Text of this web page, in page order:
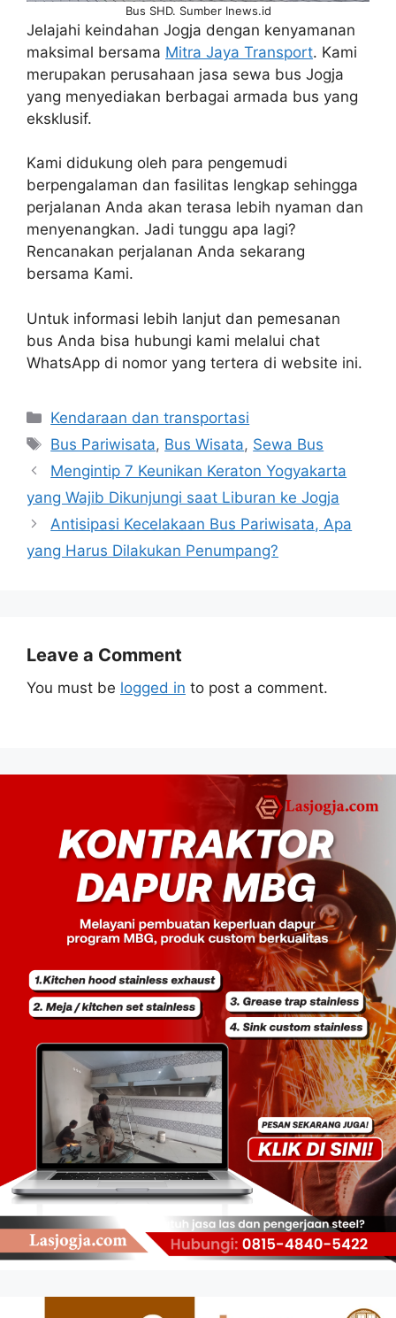
Bus SHD. Sumber Inews.id
Jelajahi keindahan Jogja dengan kenyamanan
maksimal bersama Mitra Jaya Transport. Kami
merupakan perusahaan jasa sewa bus Jogja
yang menyediakan berbagai armada bus yang
eksklusif.
Kami didukung oleh para pengemudi
berpengalaman dan fasilitas lengkap sehingga
perjalanan Anda akan terasa lebih nyaman dan
menyenangkan. Jadi tunggu apa lagi?
Rencanakan perjalanan Anda sekarang
bersama Kami.
Untuk informasi lebih lanjut dan pemesanan
bus Anda bisa hubungi kami melalui chat
WhatsApp di nomor yang tertera di website ini.
Categories
Kendaraan dan transportasi
Tags
Bus Pariwisata, Bus Wisata, Sewa Bus
Mengintip 7 Keunikan Keraton Yogyakarta
yang Wajib Dikunjungi saat Liburan ke Jogja
Antisipasi Kecelakaan Bus Pariwisata, Apa
yang Harus Dilakukan Penumpang?
Leave a Comment
You must be logged in to post a comment.